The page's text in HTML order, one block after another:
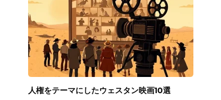
人権をテーマにしたウェスタン映画10選